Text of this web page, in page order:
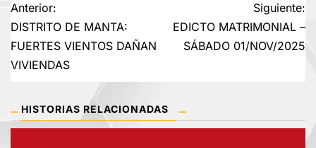
Navegación
de
entradas
Anterior:
DISTRITO DE MANTA:
FUERTES VIENTOS DAÑAN
VIVIENDAS
Siguiente:
EDICTO MATRIMONIAL –
SÁBADO 01/NOV/2025
HISTORIAS RELACIONADAS